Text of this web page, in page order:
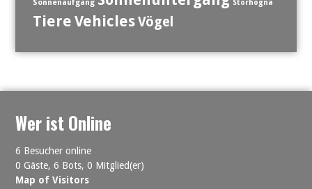
Sonnenaufgang Storhogna
Tiere VehiclesVögel
Wer ist Online
6 Besucher online
0 Gäste, 6 Bots, 0 Mitglied(er)
Map of Visitors